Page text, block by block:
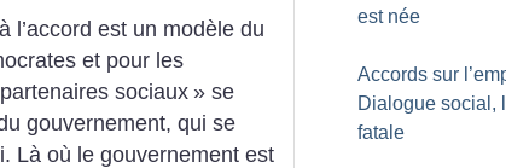
l’accord est un modèle du
et pour les
partenaires sociaux » se
gouvernement, qui se
Là où le gouvernement est
est née
Accords sur
Dialogue social,
fatale